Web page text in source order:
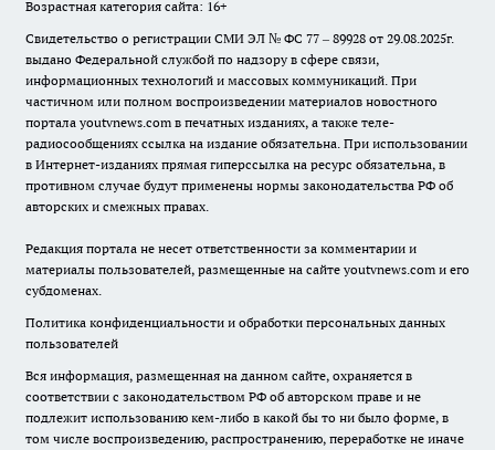
Возрастная категория сайта: 16+
Свидетельство о регистрации СМИ ЭЛ № ФС 77 – 89928 от 29.08.2025г.
выдано Федеральной службой по надзору в сфере связи,
информационных технологий и массовых коммуникаций. При
частичном или полном воспроизведении материалов новостного
портала youtvnews.com в печатных изданиях, а также теле-
радиосообщениях ссылка на издание обязательна. При использовании
в Интернет-изданиях прямая гиперссылка на ресурс обязательна, в
противном случае будут применены нормы законодательства РФ об
авторских и смежных правах.
Редакция портала не несет ответственности за комментарии и
материалы пользователей, размещенные на сайте youtvnews.com и его
субдоменах.
Политика конфиденциальности и обработки персональных данных
пользователей
Вся информация, размещенная на данном сайте, охраняется в
соответствии с законодательством РФ об авторском праве и не
подлежит использованию кем-либо в какой бы то ни было форме, в
том числе воспроизведению, распространению, переработке не иначе